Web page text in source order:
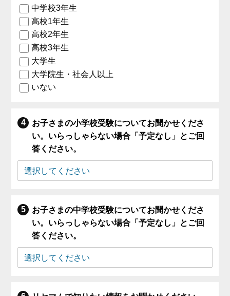
中学校3年生
高校1年生
高校2年生
高校3年生
大学生
大学院生・社会人以上
いない
お子さまの小学校受験についてお聞かせくださ
い。いらっしゃらない場合「予定なし」とご回
答ください。
お子さまの中学校受験についてお聞かせくださ
い。いらっしゃらない場合「予定なし」とご回
答ください。